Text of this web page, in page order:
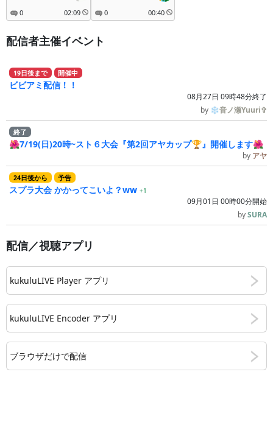
0 02:09 0 00:40
配信者主催イベント
19日後まで 開催中
ビビアミ配信！！
08月27日 09時48分終了
by ❄音ノ瀬Yuuri✞
終了
🌺7/19(日)20時~スト６大会『第2回アヤカップ🏆』開催します🌺
by アヤ
24日後から 予告
スプラ大会 かかってこいよ？ww +1
09月01日 00時00分開始
bySURA
配信／視聴アプリ
kukuluLIVE Player アプリ
kukuluLIVE Encoder アプリ
ブラウザだけで配信